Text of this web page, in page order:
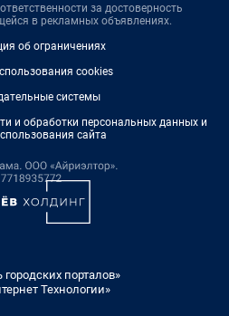
за достоверность
в рекламных объявлениях.
об ограничениях
cookies
системы
и обработки персональных данных и
сайта
порталов»
Технологии»